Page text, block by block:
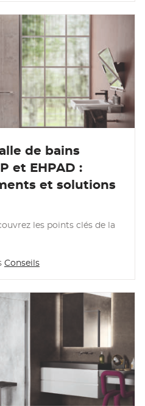
de bains
et EHPAD :
et solutions
les points clés de la
Conseils